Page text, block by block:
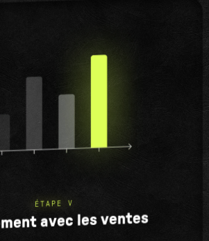
ÉTAPE V
avec les ventes